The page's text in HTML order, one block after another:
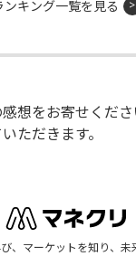
ンキング一覧を見る
想をお寄せくだ
ただきます。
、マーケットを知り、未